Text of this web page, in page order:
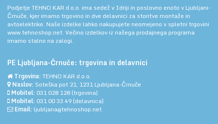
Podjetje TEHNO KAR d.o.o. ima sedež v Idriji in poslovno enoto v Ljubljani-
Črnuče, kjer imamo trgovino in dve delavnici za storitve montaže in
avtoelektrike. Naše izdelke lahko nakupujete neomejeno v spletni trgovini
www.tehnoshop.net. Večino izdelkov iz našega prodajnega programa
imamo stalno na zalogi.
PE Ljubljana-Črnuče: trgovina in delavnici
Trgovina: TEHNO KAR d.o.o.
Naslov: Soteška pot 21, 1231 Ljubljana-Črnuče
Mobitel: 031 028 128 (trgovina)
Mobitel: 031 00 33 49 (delavnica)
Email: ljubljana@tehnoshop.net